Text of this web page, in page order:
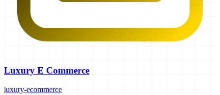
Luxury E Commerce
luxury-ecommerce